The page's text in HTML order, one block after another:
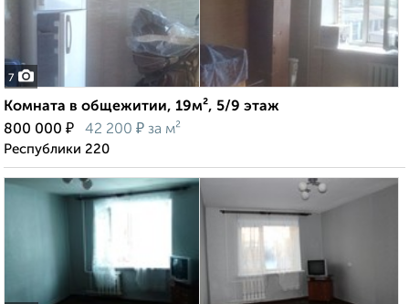
7
Комната в общежитии, 19м², 5/9 этаж
800 000 ₽ 42 200 ₽ за м²
Республики 220